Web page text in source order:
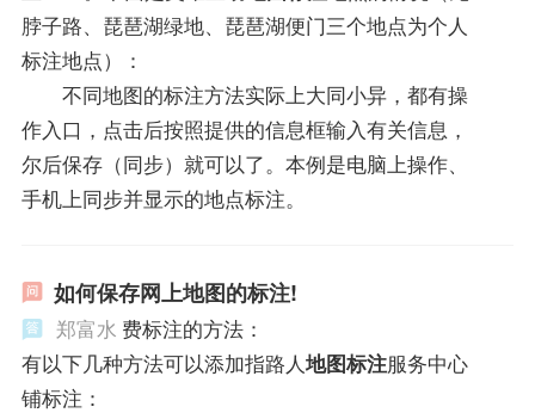
脖子路、琵琶湖绿地、琵琶湖便门三个地点为个人
标注地点）：
不同地图的标注方法实际上大同小异，都有操
作入口，点击后按照提供的信息框输入有关信息，
尔后保存（同步）就可以了。本例是电脑上操作、
手机上同步并显示的地点标注。
如何保存网上地图的标注!
郑富水 费标注的方法：
有以下几种方法可以添加指路人地图标注服务中心
铺标注：